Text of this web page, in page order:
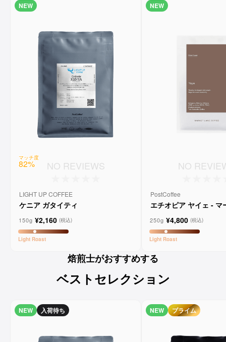
NEW
マッチ度
82% NO REVIEWS
LIGHT UP COFFEE
ケニア ガタイティ
150g ¥2,160 (税込)
Light Roast
NEW
NO
PostCoffee
エチオピア ヤイェ - マ
250g ¥4,800 (税込)
Light Roast
焙煎士がおすすめする
ベストセレクション
NEW 入荷待ち NEW プライム